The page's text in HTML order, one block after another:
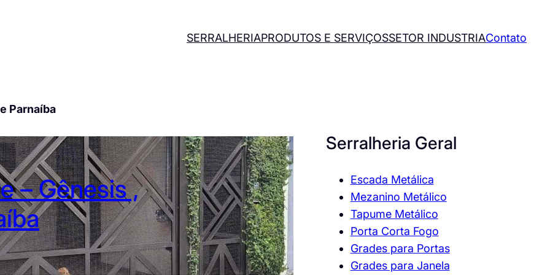
SERRALHERIAPRODUTOS E SERVIÇOSSETOR INDUSTRIAContato
Parnaíba
– Gênesis ,
Serralheria Geral
Escada Metálica
Mezanino Metálico
Tapume Metálico
Porta Corta Fogo
Grades para Portas
Grades para Janela